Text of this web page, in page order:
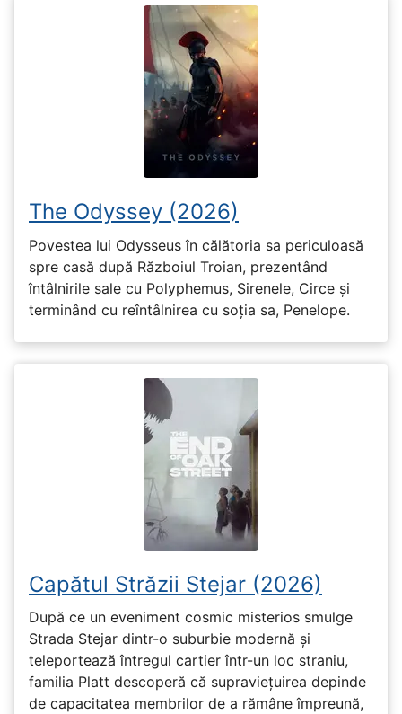
The Odyssey (2026)
Povestea lui Odysseus în călătoria sa periculoasă
spre casă după Războiul Troian, prezentând
întâlnirile sale cu Polyphemus, Sirenele, Circe și
terminând cu reîntâlnirea cu soția sa, Penelope.
Capătul Străzii Stejar (2026)
După ce un eveniment cosmic misterios smulge
Strada Stejar dintr-o suburbie modernă și
teleportează întregul cartier într-un loc straniu,
familia Platt descoperă că supraviețuirea depinde
de capacitatea membrilor de a rămâne împreună,